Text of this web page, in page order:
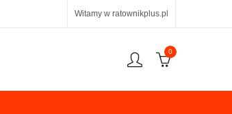
Witamy w ratownikplus.pl
0